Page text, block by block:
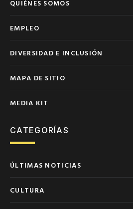
QUIÉNES SOMOS
EMPLEO
DIVERSIDAD E INCLUSIÓN
MAPA DE SITIO
MEDIA KIT
CATEGORÍAS
ÚLTIMAS NOTICIAS
CULTURA